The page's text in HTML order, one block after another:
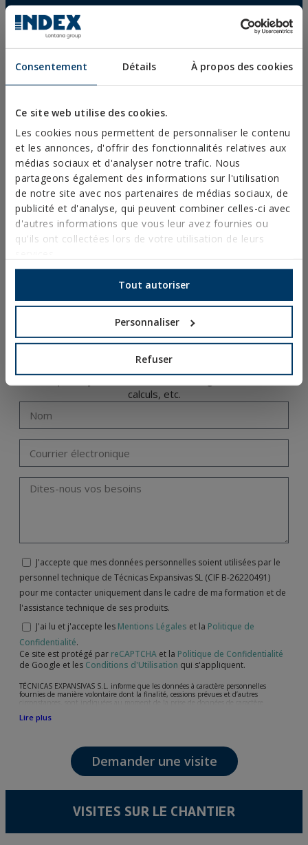
Consentement Détails À propos des cookies
Ce site web utilise des cookies.
Les cookies nous permettent de personnaliser le contenu
et les annonces, d'offrir des fonctionnalités relatives aux
médias sociaux et d'analyser notre trafic. Nous
partageons également des informations sur l'utilisation
de notre site avec nos partenaires de médias sociaux, de
publicité et d'analyse, qui peuvent combiner celles-ci avec
d'autres informations que vous leur avez fournies ou
qu'ils ont collectées lors de votre utilisation de leurs
Tout autoriser
Personnaliser
Refuser
COLLIERS PLASTIQUES
SYSTÈMES D’INSTALLATION ET FIXATIONS POUR
PANNEAUX SOLAIRES
TIGE FILETÉE ET ACCESSOIRES DE FIXATION
FIXATIONS POUR SANITAIRES ET CLIMATISATION
DIY
CATALOGUE EN LIGNE
ACCÈS AUX TÉLÉCHARGEMENTS
NOUVEAUTÉS ET PRODUITS EN VEDETTE
FORMATION TECHNIQUE
Notre département d’ingénierie propose des formations
domaines associés à la fixation : fixations métalliques ou
chimiques, systèmes d’installation, réglementations,
calculs, etc.
J'accepte que mes données personnelles soient utilisées par le
personnel technique de Técnicas Expansivas SL (CIF B-26220491)
pour me contacter uniquement dans le cadre de ma formation et de
l'assistance technique de ses produits.
J'ai lu et j'accepte les Mentions Légales et la Politique de
Confidentialité.
Ce site est protégé par reCAPTCHA et la Politique de Confidentialité
de Google et les Conditions d'Utilisation qui s'appliquent.
TÉCNICAS EXPANSIVAS S.L. informe que les données à caractère personnelles
fournies de manière volontaire dont la finalité, cessions prévues et d’autres
circonstances, sont indiquées au moment de la prise de données de caractère
l’attention de votre demande, litige ou requise, maintien de la relation établie, la
Les données de nos fichiers sont absolument confidentielles et seront traitées avec la
plus grande confidentialité et répondent à toutes les exigences prévues par la loi
15/1999 du 13 décembre sur la protection des données personnelles.
Il est recommandé de ne pas envoyer de données strictement personnelles,
la santé, ces donnée n'étant pas cryptées.
et d'opposition en vertu des dispositions au Règlement Général sur la Protection des
Lire plus
Demander une visite
VISITES SUR LE CHANTIER